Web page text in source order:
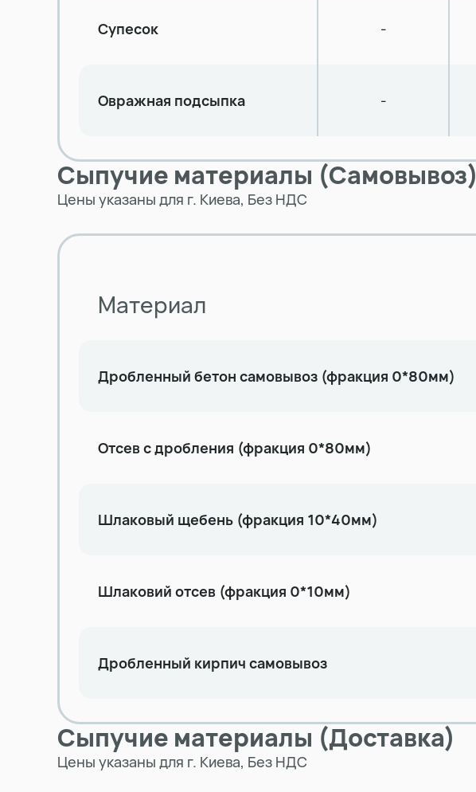
Супесок -
Овражная подсыпка -
Сыпучие материалы (Самовывоз)
Цены указаны для г. Киева, Без НДС
Материал
Дробленный бетон самовывоз (фракция 0*80мм)
Отсев с дробления (фракция 0*80мм)
Шлаковый щебень (фракция 10*40мм)
Шлаковий отсев (фракция 0*10мм)
Дробленный кирпич самовывоз
Сыпучие материалы (Доставка)
Цены указаны для г. Киева, Без НДС